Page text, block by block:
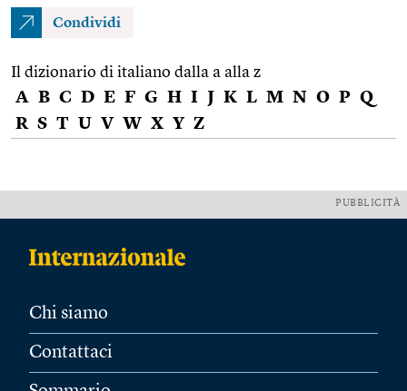
Condividi
Il dizionario di italiano dalla a alla z
A B C D E F G H I J K L M N O P Q
R S T U V W X Y Z
PUBBLICITÀ
Chi siamo
Contattaci